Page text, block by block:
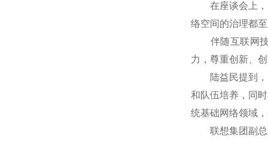
在座谈会上，网
络空间的治理都
伴随互联网技
力，尊重创新、
陆益民提到，
和队伍培养，同
统基础网络领域
联想集团副总裁